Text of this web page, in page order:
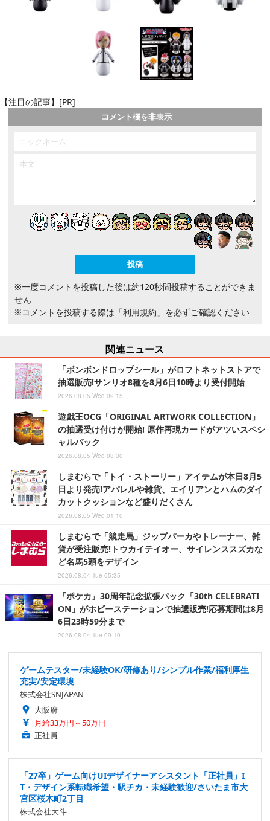
【注目の記事】[PR]
コメント欄を非表示
※一度コメントを投稿した後は約120秒間投稿することができま
せん
※コメントを投稿する際は 「利用規約」 を必ずご確認ください
関連ニュース
「ボンボンドロップシール」がロフトネットストアで
抽選販売!サンリオ8種を8月6日10時より受付開始
2026.08.05 Wed 09:15
遊戯王OCG「ORIGINAL ARTWORK COLLECTION」
の抽選受け付けが開始! 原作再現カードがアツいスペシ
ャルパック
2026.08.05 Wed 08:30
しまむらで「トイ・ストーリー」アイテムが本日8月5
日より発売!アパレルや雑貨、エイリアンとハムのダイ
カットクッションなど盛りだくさん
2026.08.05 Wed 01:10
しまむらで「競走馬」ジップパーカやトレーナー、雑
貨が受注販売!トウカイテイオー、サイレンススズカな
ど名馬5頭をデザイン
2026.08.04 Tue 05:35
『ポケカ』30周年記念拡張パック「30th CELEBRATI
ON」がホビーステーションで抽選販売!応募期間は8月
6日23時59分まで
2026.08.04 Tue 09:10
ゲームテスター/未経験OK/研修あり/シンプル作業/福利厚生
充実/安定環境
株式会社SNJAPAN
大阪府
月給33万円～50万円
正社員
「27卒」ゲーム向けUIデザイナーアシスタント「正社員」I
T・デザイン系転職希望・駅チカ・未経験歓迎/さいたま市大
宮区桜木町2丁目
株式会社大斗